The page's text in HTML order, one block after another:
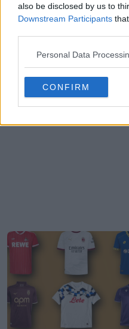
also be disclosed by us to
Downstream Participants
Personal Data
CONFIRM